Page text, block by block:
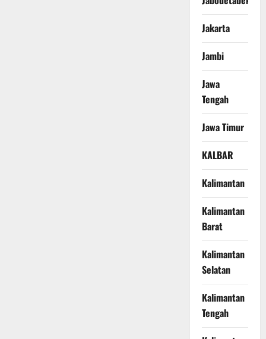
Jakarta
Jambi
Jawa
Tengah
Jawa Timur
KALBAR
Kalimantan
Kalimantan
Barat
Kalimantan
Selatan
Kalimantan
Tengah